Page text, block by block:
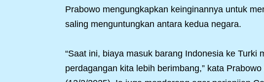
Prabowo mengungkapkan keinginannya untuk
saling menguntungkan antara kedua negara.
“Saat ini, biaya masuk barang Indonesia ke Turki
perdagangan kita lebih berimbang,” kata